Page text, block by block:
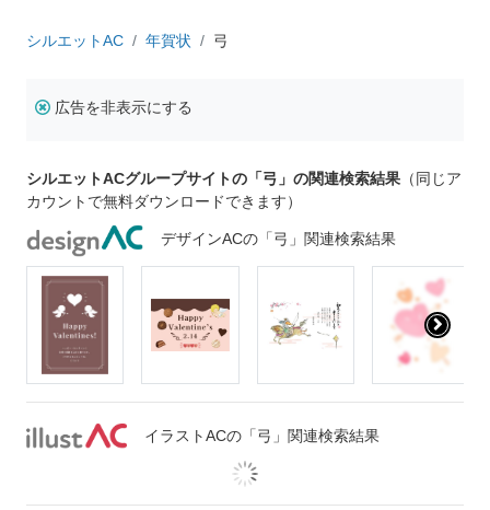
シルエットAC 年賀状 弓
広告を非表示にする
シルエットACグループサイトの「弓」の関連検索結果 （同じア
カウントで無料ダウンロードできます）
デザインACの「弓」関連検索結果
イラストACの「弓」関連検索結果